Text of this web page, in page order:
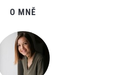
O MNĚ